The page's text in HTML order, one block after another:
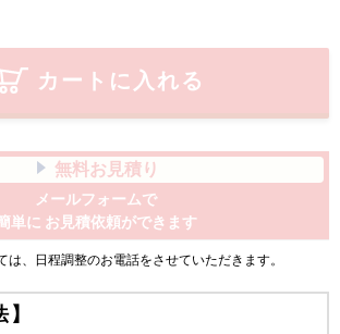
カートに入れる
無料お見積り
メールフォームで
単に お見積依頼ができます
は、日程調整のお電話をさせていただきます。